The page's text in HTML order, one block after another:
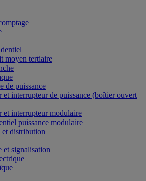
moyen tertiaire
de puissance
et interrupteur de puissance (boîtier ouvert
et interrupteur modulaire
puissance modulaire
distribution
et signalisation